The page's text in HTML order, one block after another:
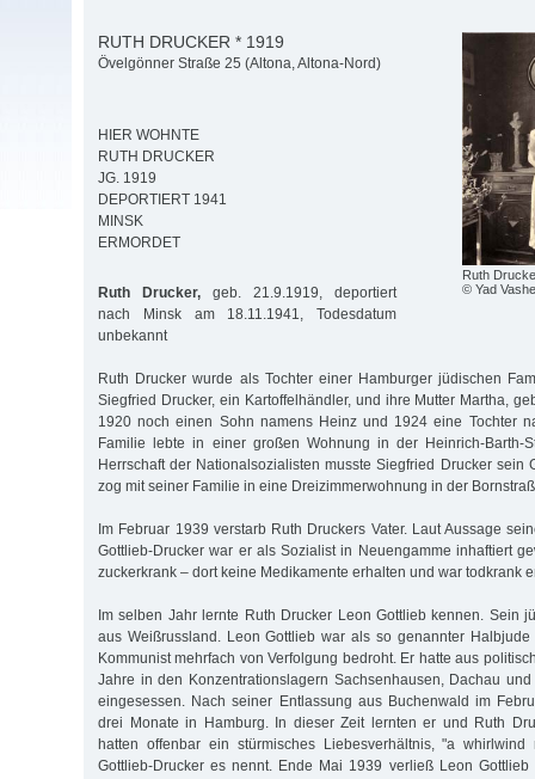
Ruth
© Yad
RUTH DRUCKER * 1919
Övelgönner Straße 25 (Altona, Altona-Nord)
HIER WOHNTE
RUTH DRUCKER
JG. 1919
DEPORTIERT 1941
MINSK
ERMORDET
Ruth Drucker, geb. 21.9.1919, deportiert
nach Minsk am 18.11.1941, Todesdatum
unbekannt
Ruth Drucker wurde als Tochter einer Hamburger jüdischen
Siegfried Drucker, ein Kartoffelhändler, und ihre Mutter Martha,
1920 noch einen Sohn namens Heinz und 1924 eine Tochter
Familie lebte in einer großen Wohnung in der Heinrich-Barth-
Herrschaft der Nationalsozialisten musste Siegfried Drucker sein
zog mit seiner Familie in eine Dreizimmerwohnung in der
Im Februar 1939 verstarb Ruth Druckers Vater. Laut Aussage
Gottlieb-Drucker war er als Sozialist in Neuengamme inhaftiert
zuckerkrank – dort keine Medikamente erhalten und war todkrank
Im selben Jahr lernte Ruth Drucker Leon Gottlieb kennen. Sein
aus Weißrussland. Leon Gottlieb war als so genannter
Kommunist mehrfach von Verfolgung bedroht. Er hatte aus
Jahre in den Konzentrationslagern Sachsenhausen, Dachau
eingesessen. Nach seiner Entlassung aus Buchenwald im
drei Monate in Hamburg. In dieser Zeit lernten er und Ruth
hatten offenbar ein stürmisches Liebesverhältnis, "a whirlwind
Gottlieb-Drucker es nennt. Ende Mai 1939 verließ Leon Gottlieb